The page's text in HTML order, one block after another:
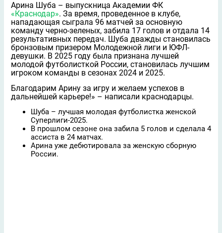
Арина Шуба – выпускница Академии ФК
«Краснодар». За время, проведeнное в клубе,
нападающая сыграла 96 матчей за основную
команду чeрно-зелeных, забила 17 голов и отдала 14
результативных передач. Шуба дважды становилась
бронзовым призeром Молодeжной лиги и ЮФЛ-
девушки. В 2025 году была признана лучшей
молодой футболисткой России, становилась лучшим
игроком команды в сезонах 2024 и 2025.
Благодарим Арину за игру и желаем успехов в
дальнейшей карьере!» – написали краснодарцы.
Шуба – лучшая молодая футболистка женской
Суперлиги-2025.
В прошлом сезоне она забила 5 голов и сделала 4
ассиста в 24 матчах.
Арина уже дебютировала за женскую сборную
России.